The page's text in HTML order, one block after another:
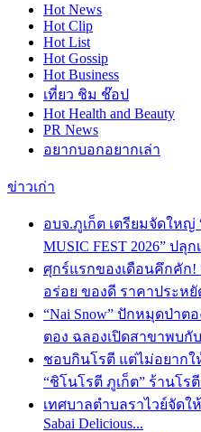
Hot News
Hot Clip
Hot List
Hot Gossip
Hot Business
เที่ยว ชิม ช๊อป
Hot Health and Beauty
PR News
อยากบอกอยากเล่า
ข่าวเก่า
อบจ.ภูเก็ต เตรียมจัดใหญ่
MUSIC FEST 2026” ปลุ
ศุกร์แรกของเดือนคึกคัก!
อร่อย ของดี ราคาประหยั
“Nai Snow” ปักหมุดป่าต
ตอง ฉลองเปิดสาขาพบกั
ชอบกินโรตี แต่ไม่อยากใ
“ชิโนโรตี ภูเก็ต” ร้านโรตี
เทศบาลตำบลราไวย์จัดให้
Sabai Delicious...